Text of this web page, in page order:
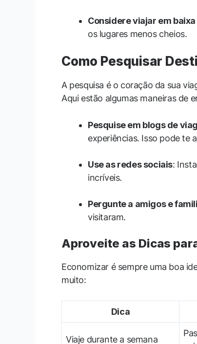
Considere viajar em
os lugares menos cheios.
Como Pesquisar
A pesquisa é o coração da sua
Aqui estão algumas maneiras de
Pesquise em blogs de
experiências. Isso pode te
Use as redes sociais:
incríveis.
Pergunte a amigos e
visitaram.
Aproveite as Dicas
Economizar é sempre uma boa
muito:
Dica
Viaje durante a semana